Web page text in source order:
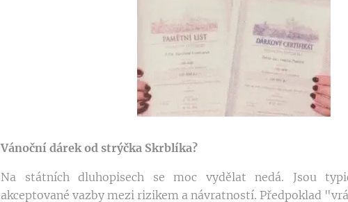
Vánoční dárek od strýčka Skrblíka?
Na státních dluhopisech se moc vydělat nedá. Jsou
akceptované vazby mezi rizikem a návratností. Předpoklad